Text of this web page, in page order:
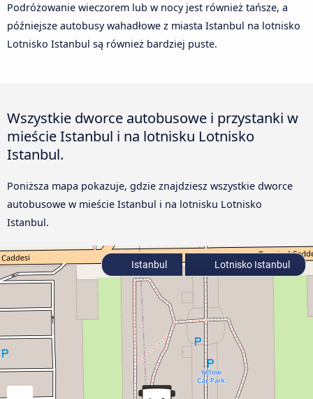
Podróżowanie wieczorem lub w nocy jest również tańsze, a
późniejsze autobusy wahadłowe z miasta Istanbul na lotnisko
Lotnisko Istanbul są również bardziej puste.
Wszystkie dworce autobusowe i przystanki w
mieście Istanbul i na lotnisku Lotnisko
Istanbul.
Poniższa mapa pokazuje, gdzie znajdziesz wszystkie dworce
autobusowe w mieście Istanbul i na lotnisku Lotnisko
Istanbul.
Istanbul Lotnisko Istanbul